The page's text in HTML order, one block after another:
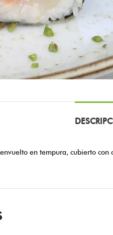
en tempura, cubierto